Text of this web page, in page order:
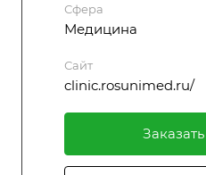
Сфера
Медицина
Сайт
clinic.rosunimed.ru/